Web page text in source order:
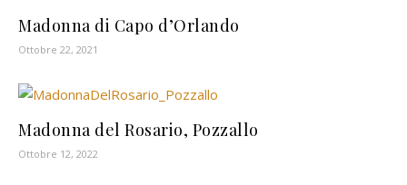
Madonna di Capo d’Orlando
Ottobre 22, 2021
Madonna del Rosario, Pozzallo
Ottobre 12, 2022